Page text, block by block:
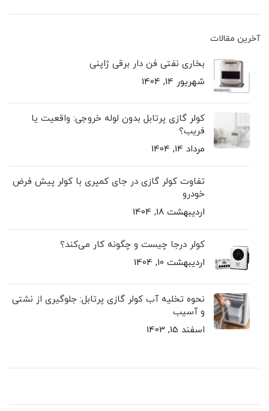
آخرین مقالات
بخاری نفتی فن دار برقی ژاپنی
شهریور 14, 1404
کولر گازی پرتابل بدون لوله خروجی: واقعیت یا
فریب؟
مرداد 14, 1404
تفاوت کولر گازی در جای کمپری با کولر پیش ‌فرض
خودرو
اردیبهشت 18, 1404
کولر درجا چیست و چگونه کار می‌کند؟
اردیبهشت 10, 1404
نحوه تخلیه آب کولر گازی پرتابل: جلوگیری از نشتی
و آسیب
اسفند 15, 1403